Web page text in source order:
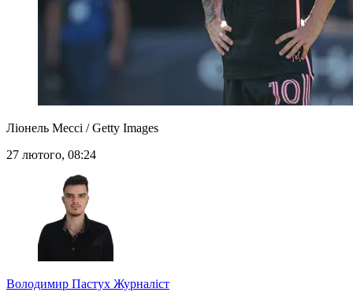
Ліонель Мессі / Getty Images
27 лютого, 08:24
Володимир Пастух Журналіст